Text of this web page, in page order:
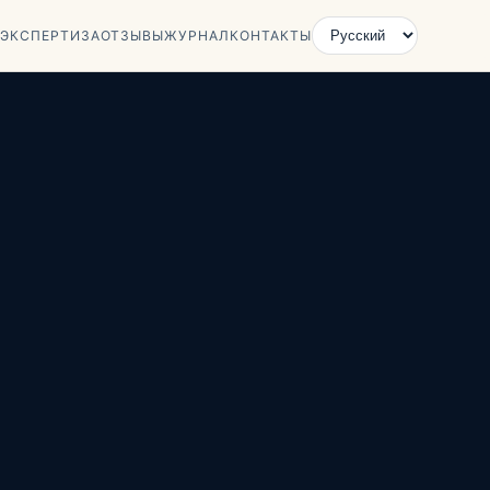
ЭКСПЕРТИЗАОТЗЫВЫЖУРНАЛ КОНТАКТЫ